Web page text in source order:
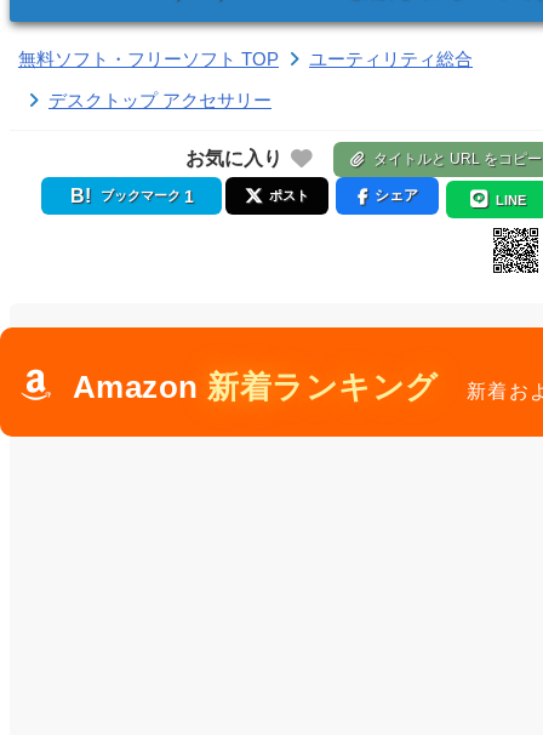
無料ソフト・フリーソフト TOP
ユーティリティ総合
デスクトップ アクセサリー
お気に入り タイトルと URL をコピー
ブックマーク 1 ポスト シェア LINE
Amazon 新着ランキング 新着お